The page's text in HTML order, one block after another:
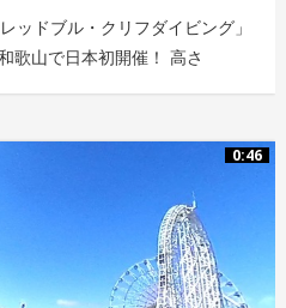
ッドブル・クリフダイビング」
歌山で日本初開催！ 高さ
cliff-diving
0:46